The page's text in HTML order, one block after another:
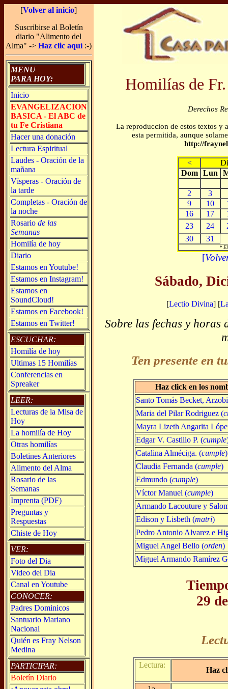
[Volver al inicio]
Suscribirse al Boletín
diario "Alimento del
Alma" ->Haz clic aquí:-)
MENU
PARA HOY:
Inicio
EVANGELIZACION
BASICA - El ABC de
tu Fe Cristiana
Hacer una donación
Lectura Espiritual
Laudes - Oración de la
mañana
Vísperas - Oración de
la tarde
Completas - Oración de
la noche
Rosario de las
Semanas
Homilía de hoy
Diario
Estamos en Youtube!
Estamos en Instagram!
Estamos en
SoundCloud!
Estamos en Facebook!
Estamos en Twitter!
ESCUCHAR:
Homilía de hoy
Ultimas 15 Homilías
Conferencias en
Spreaker
LEER:
Lecturas de la Misa de
Hoy
La homilía de Hoy
Otras homilías
Boletines Anteriores
Alimento del Alma
Rosario de las
Semanas
Imprenta (PDF)
Preguntas y
Respuestas
Chiste de Hoy
VER:
Foto del Dia
Video del Dia
Canal en Youtube
CONOCER:
Padres Dominicos
Santuario Mariano
Nacional
Quién es Fray Nelson
Medina
PARTICIPAR:
Boletín Diario
Homilías de
Derechos
La reproduccion de estos textos y
esta permitida, aunque
http://
<
Dom Lun
2
3
9
10
16
17
23
24
30
31
*
[
Sábado,
[Lectio Divina] [
Sobre las fechas y horas
Ten presente en
Haz click en los
Santo Tomás Becket,
Maria del Pilar Rodriguez (
Mayra Lizeth Angarita
Edgar V. Castillo P. (cumple
Catalina Alméciga. (cumple)
Claudia Fernanda (cumple)
Edmundo (cumple)
Víctor Manuel (cumple)
Armando Lacouture y
Edison y Lisbeth (matri)
Pedro Antonio Alvarez e
Miguel Angel Bello (orden)
Miguel Armando Ramírez
29
Lectura:
Haz